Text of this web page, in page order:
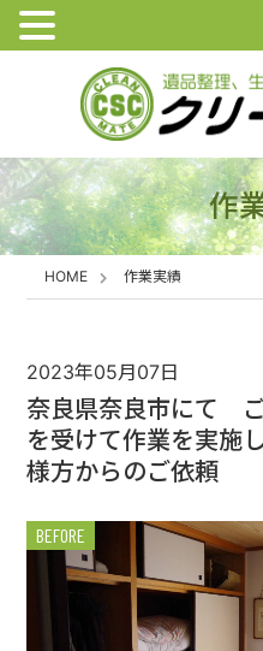
作
HOME 作業実績
2023年05月07日
奈良県奈良市にて
を受けて作業を実施
様方からのご依頼
BEFORE